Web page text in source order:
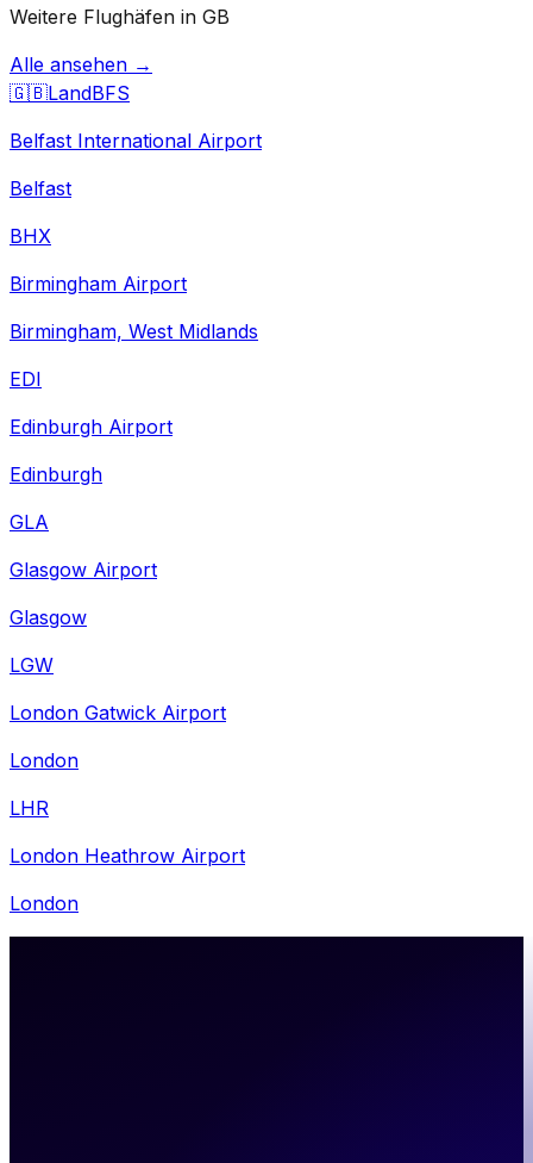
Weitere Flughäfen in GB
Alle ansehen →
🇬🇧LandBFS
Belfast International Airport
Belfast
BHX
Birmingham Airport
Birmingham, West Midlands
EDI
Edinburgh Airport
Edinburgh
GLA
Glasgow Airport
Glasgow
LGW
London Gatwick Airport
London
LHR
London Heathrow Airport
London